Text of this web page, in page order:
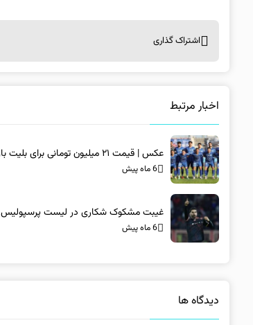
اشتراک گذاری
اخبار مرتبط
عکس | قیمت ۲۱ میلیون تومانی برای بلیت بازی استقلال!
6 ماه پیش
غیبت مشکوک شکاری در لیست پرسپولیس
6 ماه پیش
دیدگاه ها